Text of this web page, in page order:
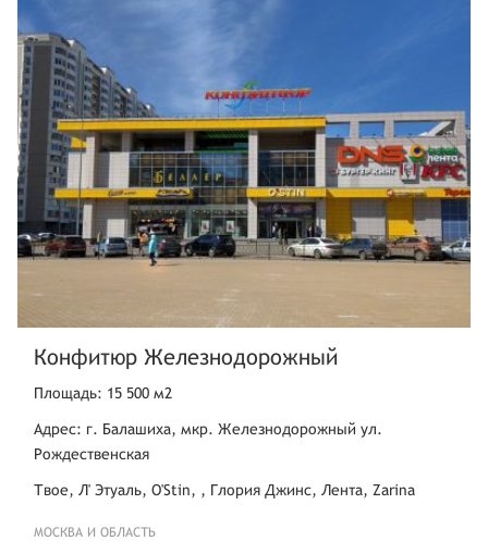
Конфитюр Железнодорожный
Площадь: 15 500 м2
Адрес: г. Балашиха, мкр. Железнодорожный ул.
Рождественская
Твое, Л' Этуаль, O'Stin, , Глория Джинс, Лента, Zarina
МОСКВА И ОБЛАСТЬ